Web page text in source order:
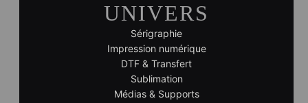
UNIVERS
Sérigraphie
Impression numérique
DTF & Transfert
Sublimation
Médias & Supports